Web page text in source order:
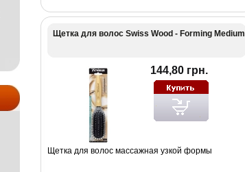
Щетка для волос Swiss Wood - Forming Medium
144,80 грн.
Щетка для волос массажная узкой формы